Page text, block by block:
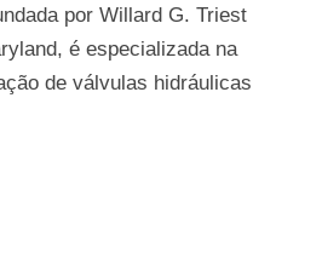
por Willard G. Triest
é especializada na
de válvulas hidráulicas